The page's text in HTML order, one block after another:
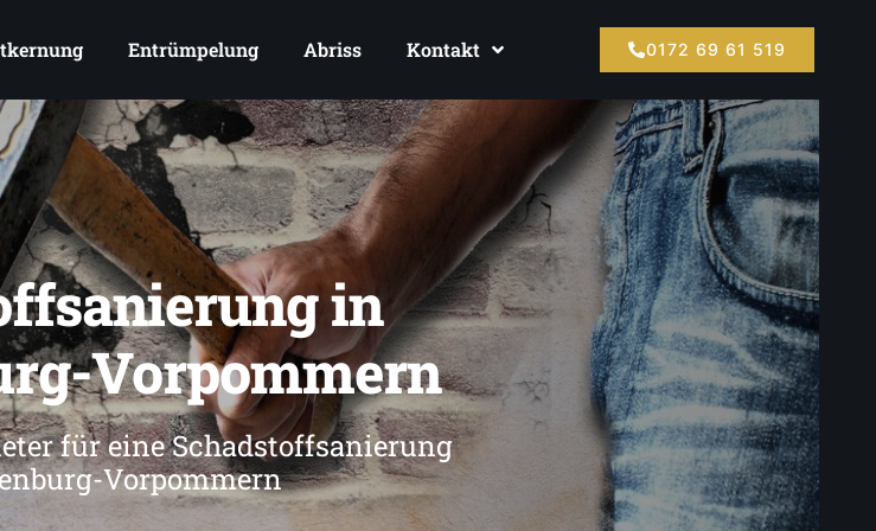
Entrümpelung Abriss Kontakt 0172 69 61 519
in
Vorpommern
für eine Schadstoffsanierung
Vorpommern